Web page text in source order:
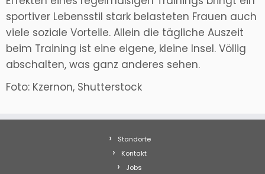
sportiver Lebensstil stark belasteten Frauen auch
viele soziale Vorteile. Allein die tägliche Auszeit
beim Training ist eine eigene, kleine Insel. Völlig
abschalten, was ganz anderes sehen.
Foto: Kzernon, Shutterstock
Standorte
Kontakt
Jobs